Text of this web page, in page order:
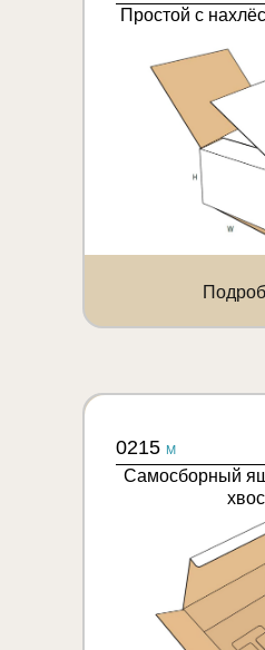
Простой с
0215 M
Самосборный